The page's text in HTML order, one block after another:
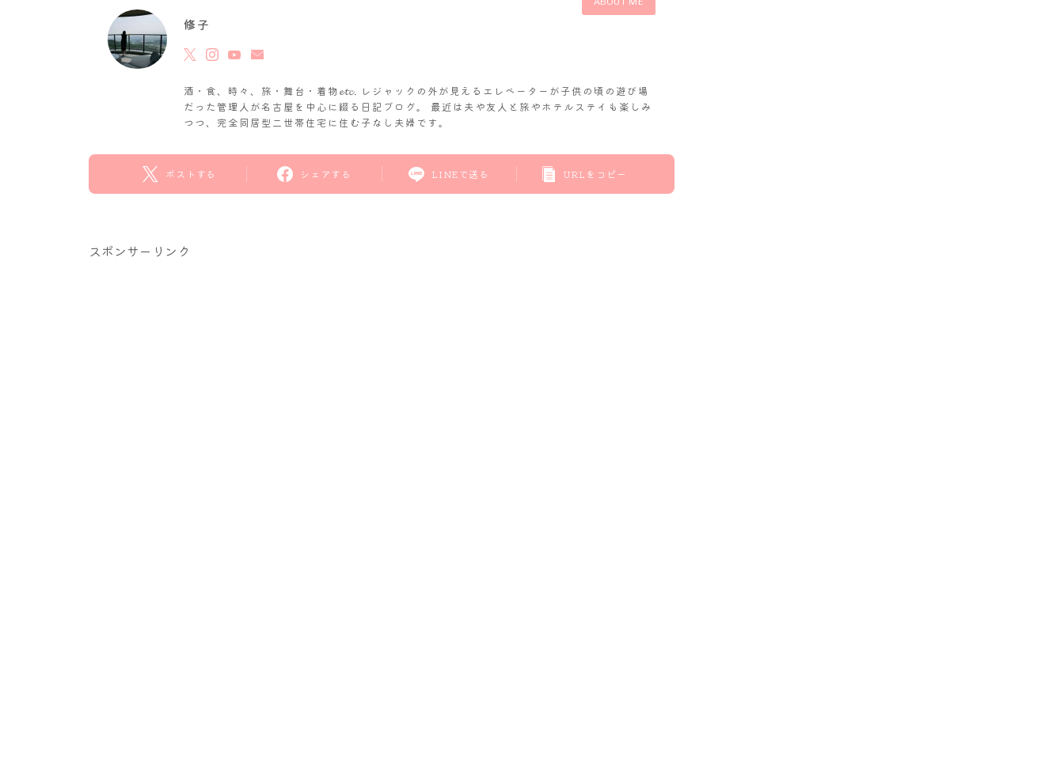
修子
酒・食、時々、旅・舞台・着物𝓮𝓽𝓬. レジャックの外が見えるエレベーターが子供の頃の遊び場
だった管理人が名古屋を中心に綴る日記ブログ。 最近は夫や友人と旅やホテルステイも楽しみ
つつ、完全同居型二世帯住宅に住む子なし夫婦です。
ポストする シェアする LINEで送る URLをコピー
スポンサーリンク